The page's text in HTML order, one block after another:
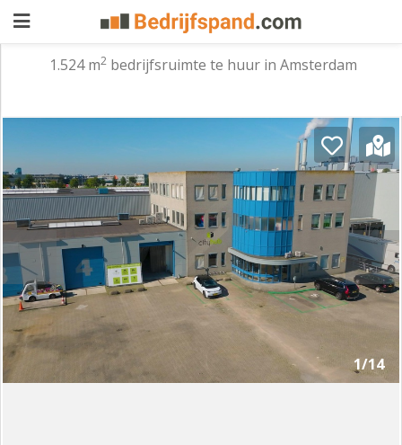
zoeken
Waarom
adverteren
Premium
adverteren
Blog
Registreren
Login
1.524 m2bedrijfsruimte te huur in Amsterdam
1/14